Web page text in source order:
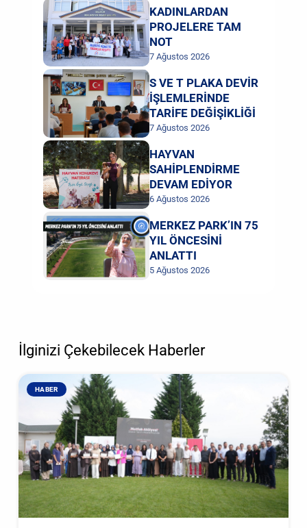
KADINLARDAN
PROJELERE TAM
NOT
7 Ağustos 2026
S VE T PLAKA DEVİR
İŞLEMLERİNDE
TARİFE DEĞİŞİKLİĞİ
7 Ağustos 2026
HAYVAN
SAHİPLENDİRME
DEVAM EDİYOR
6 Ağustos 2026
MERKEZ PARK’IN 75
YIL ÖNCESİNİ
ANLATTI
5 Ağustos 2026
İlginizi Çekebilecek Haberler
HABER